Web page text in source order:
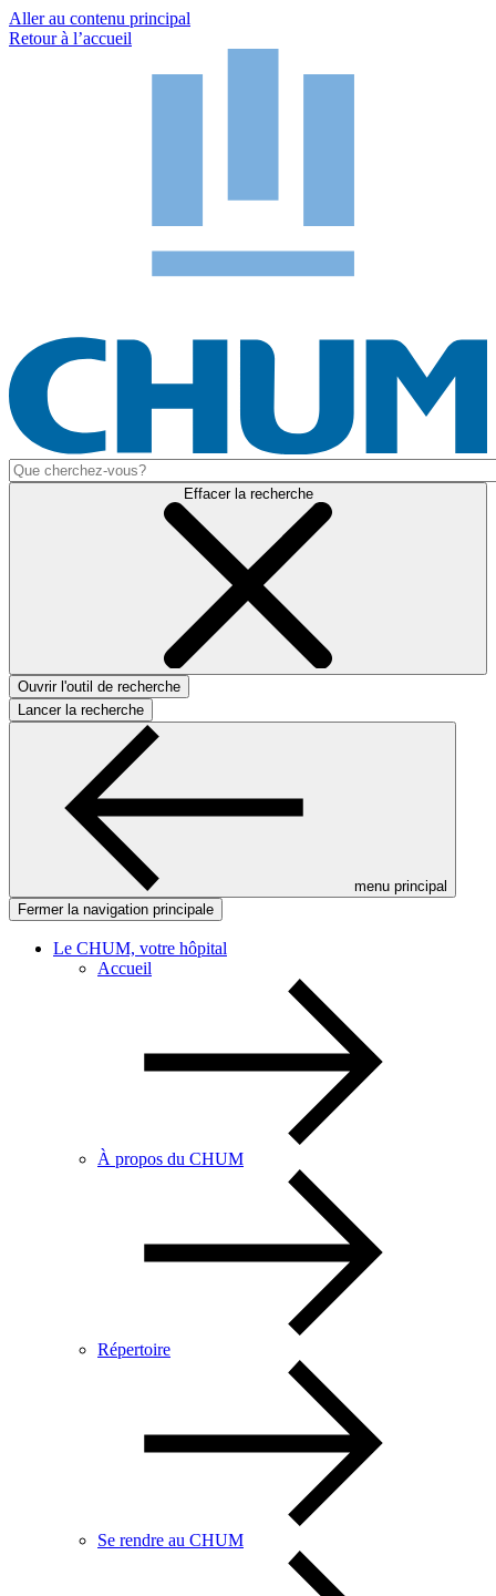
Aller au contenu principal
Retour à l’accueil
Effacer la recherche
Ouvrir l'outil de recherche
Lancer la recherche
menu principal
Fermer la navigation principale
Le CHUM, votre hôpital
Accueil
À propos du CHUM
Répertoire
Se rendre au CHUM